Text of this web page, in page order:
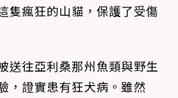
隻瘋狂的山貓，保護了受傷
送往亞利桑那州魚類與野生
，證實患有狂犬病。雖然